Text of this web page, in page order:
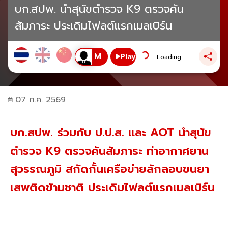
บก.สปพ. นำสุนัขตำรวจ K9 ตรวจค้น
สัมภาระ ประเดิมไฟลต์แรกเมลเบิร์น
Play Loading...
07 ก.ค. 2569
บก.สปพ. ร่วมกับ ป.ป.ส. และ AOT นำสุนัข
ตำรวจ K9 ตรวจค้นสัมภาระ ท่าอากาศยาน
สุวรรณภูมิ สกัดกั้นเครือข่ายลักลอบขนยา
เสพติดข้ามชาติ ประเดิมไฟลต์แรกเมลเบิร์น